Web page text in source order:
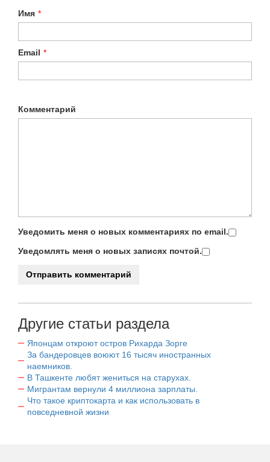
Имя *
Email *
Комментарий
Уведомить меня о новых комментариях по email.
Уведомлять меня о новых записях почтой.
Другие статьи раздела
Японцам откроют остров Рихарда Зорге
За бандеровцев воюют 16 тысяч иностранных
наемников.
В Ташкенте любят жениться на старухах.
Мигрантам вернули 4 миллиона зарплаты.
Что такое криптокарта и как использовать в
повседневной жизни